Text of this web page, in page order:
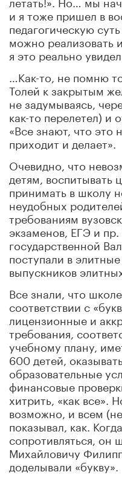
и я тоже пришел в
педагогическую
можно реализовать
я это реально увидел.
…Как-то, не помню
Толей к закрытым
не задумываясь,
как-то перелетел) и
«Все знают, что это
приходит и делает».
Очевидно, что
детям, воспитывать
принимать в школу
неудобных
требованиям
экзаменов, ЕГЭ и
государственной
поступали в
выпускников
Все знали, что
соответствии с
лицензионные и
требования,
учебному плану,
600 детей,
образовательные
финансовые
хитрить, «как все».
возможно и всем
показывал как.
сопротивляться, он
Михайловичу
доделывали «букву».